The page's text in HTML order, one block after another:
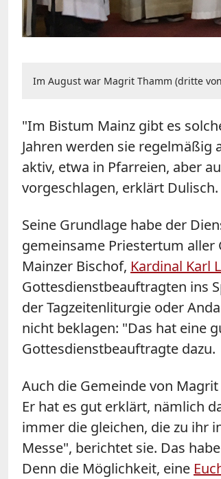
Im August war Magrit Thamm (dritte
"Im Bistum Mainz gibt es
Jahren werden sie
aktiv, etwa in Pfarreien, aber
vorgeschlagen, erklärt Dulisch.
Seine Grundlage habe der
gemeinsame Priestertum
Mainzer Bischof, Kardinal Karl
Gottesdienstbeauftragten ins
der Tagzeitenliturgie oder
nicht beklagen: "Das hat eine
Gottesdienstbeauftragte dazu.
Auch die Gemeinde von
Er hat es gut erklärt, nämlich
immer die gleichen, die zu ihr
Messe", berichtet sie. Das
Denn die Möglichkeit, eine